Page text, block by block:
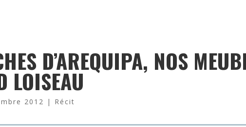
D’AREQUIPA, NOS
LOISEAU
2012 | Récit